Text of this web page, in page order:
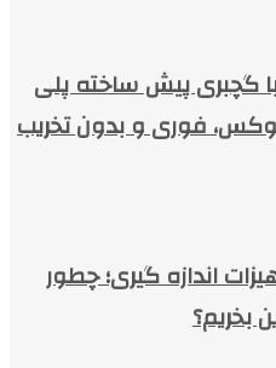
گچبری پیش ساخته پلی
فوری و بدون تخریب
اندازه گیری؛ چطور
بخریم؟